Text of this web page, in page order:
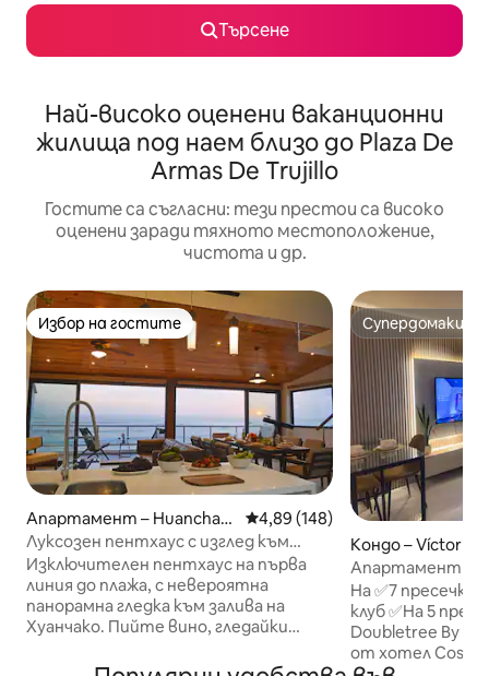
Търсене
Най-високо оценени ваканционни
жилища под наем близо до Plaza De
Armas De Trujillo
Гостите са съгласни: тези престои са високо
оценени заради тяхното местоположение,
чистота и др.
Избор на гостите
Избор на гостите
Апартамент – Huanchac
o
Средна оценка: 4,89 от 5,
4,89 (148)
Луксозен пентхаус с изглед към
плажа в Хуанчако
Изключителен пентхаус на първа
линия до плажа, с невероятна
панорамна гледка към залива на
Хуанчако. Пийте вино, гледайки
Ще видите и традиционните лодки
Супердомакин
Супердомакин
Кондо – Víctor
a
Апартамент за
Golf + Netflix
На ✅7
клуб ✅На 5
Doubletree By
от хотел Costa